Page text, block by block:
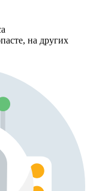
на других